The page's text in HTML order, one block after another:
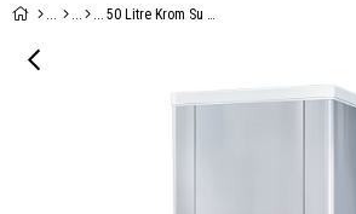
50 Litre Krom Su Sebili (Krom İç Kazan)